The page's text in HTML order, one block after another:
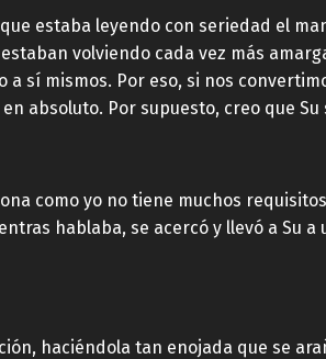
estaba leyendo con seriedad el
volviendo cada vez más
sí mismos. Por eso, si nos
absoluto. Por supuesto, creo que Su
como yo no tiene muchos
hablaba, se acercó y llevó a Su
haciéndola tan enojada que se